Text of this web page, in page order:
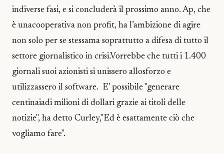
indiverse fasi, e si concluderà il prossimo anno. Ap, che
è unacooperativa non profit, ha l’ambizione di agire
non solo per se stessama soprattutto a difesa di tutto il
settore giornalistico in crisi.Vorrebbe che tutti i 1.400
giornali suoi azionisti si unissero allosforzo e
utilizzassero il software. E’ possibile "generare
centinaiadi milioni di dollari grazie ai titoli delle
notizie", ha detto Curley,"Ed è esattamente ciò che
vogliamo fare".